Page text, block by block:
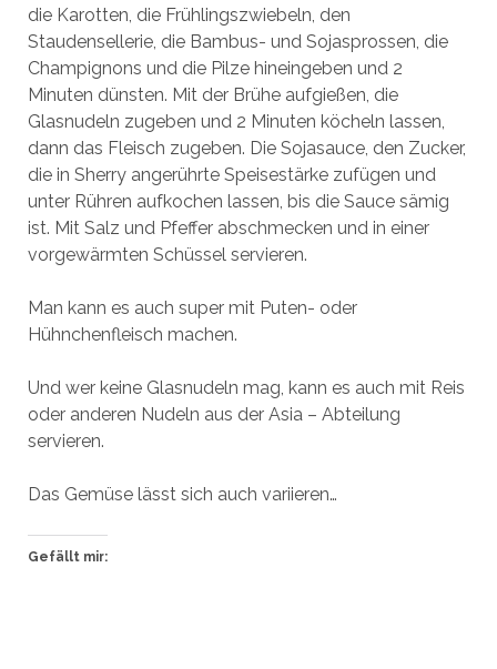
die Karotten, die Frühlingszwiebeln, den
Staudensellerie, die Bambus- und Sojasprossen, die
Champignons und die Pilze hineingeben und 2
Minuten dünsten. Mit der Brühe aufgießen, die
Glasnudeln zugeben und 2 Minuten köcheln lassen,
dann das Fleisch zugeben. Die Sojasauce, den Zucker,
die in Sherry angerührte Speisestärke zufügen und
unter Rühren aufkochen lassen, bis die Sauce sämig
ist. Mit Salz und Pfeffer abschmecken und in einer
vorgewärmten Schüssel servieren.
Man kann es auch super mit Puten- oder
Hühnchenfleisch machen.
Und wer keine Glasnudeln mag, kann es auch mit Reis
oder anderen Nudeln aus der Asia – Abteilung
servieren.
Das Gemüse lässt sich auch variieren…
Gefällt mir: